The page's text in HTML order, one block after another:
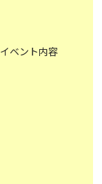
イベント内容